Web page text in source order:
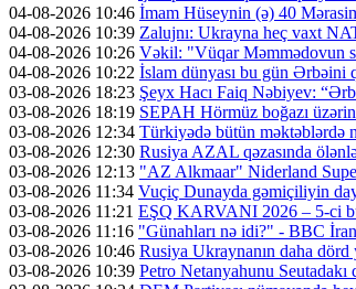
04-08-2026 10:46 İmam Hüseynin (ə) 40
04-08-2026 10:39 Zalujnı: Ukrayna heç vaxt
04-08-2026 10:26 Vəkil: "Vüqar Məmmədovun
04-08-2026 10:22 İslam dünyası bu gün Ərbəini
03-08-2026 18:23 Şeyx Hacı Faiq Nəbiyev:
03-08-2026 18:19 SEPAH Hörmüz boğazı
03-08-2026 12:34 Türkiyədə bütün məktəblərdə
03-08-2026 12:30 Rusiya AZAL qəzasında
03-08-2026 12:13 "AZ Alkmaar" Niderland
03-08-2026 11:34 Vuçiç Dunayda gəmiçiliyin
03-08-2026 11:21 EŞQ KARVANI 2026 – 5-ci
03-08-2026 11:16 "Günahları nə idi?" - BBC
03-08-2026 10:46 Rusiya Ukraynanın daha
03-08-2026 10:39 Petro Netanyahunu